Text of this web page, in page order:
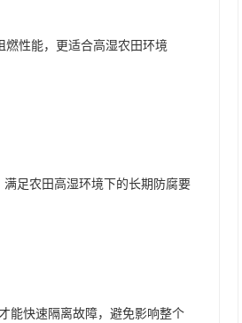
燃性能，更适合高湿农田环境
足农田高湿环境下的长期防腐要
能快速隔离故障，避免影响整个